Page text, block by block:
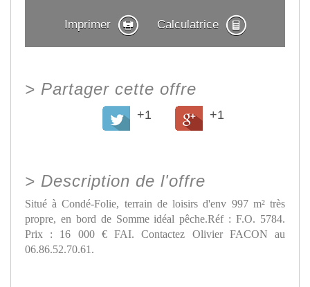
Imprimer Calculatrice
> Partager cette offre
+1 +1
> Description de l'offre
Situé à Condé-Folie, terrain de loisirs d'env 997 m² très
propre, en bord de Somme idéal pêche.Réf : F.O. 5784.
Prix : 16 000 € FAI. Contactez Olivier FACON au
06.86.52.70.61.